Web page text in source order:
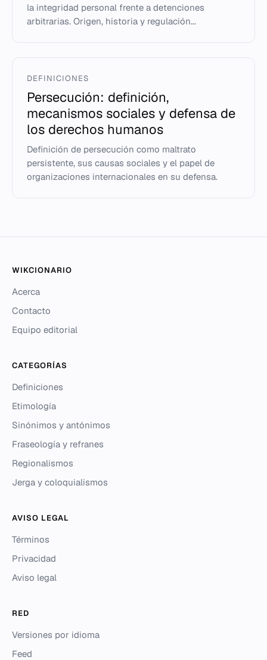
la integridad personal frente a detenciones
arbitrarias. Origen, historia y regulación...
DEFINICIONES
Persecución: definición,
mecanismos sociales y defensa de
los derechos humanos
Definición de persecución como maltrato
persistente, sus causas sociales y el papel de
organizaciones internacionales en su defensa.
WIKCIONARIO
Acerca
Contacto
Equipo editorial
CATEGORÍAS
Definiciones
Etimología
Sinónimos y antónimos
Fraseología y refranes
Regionalismos
Jerga y coloquialismos
AVISO LEGAL
Términos
Privacidad
Aviso legal
RED
Versiones por idioma
Feed